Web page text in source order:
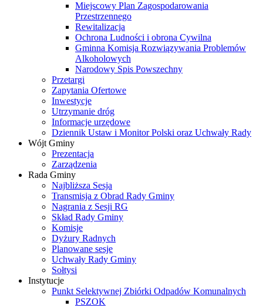
Miejscowy Plan Zagospodarowania
Przestrzennego
Rewitalizacja
Ochrona Ludności i obrona Cywilna
Gminna Komisja Rozwiązywania Problemów
Alkoholowych
Narodowy Spis Powszechny
Przetargi
Zapytania Ofertowe
Inwestycje
Utrzymanie dróg
Informacje urzędowe
Dziennik Ustaw i Monitor Polski oraz Uchwały Rady
Wójt Gminy
Prezentacja
Zarządzenia
Rada Gminy
Najbliższa Sesja
Transmisja z Obrad Rady Gminy
Nagrania z Sesji RG
Skład Rady Gminy
Komisje
Dyżury Radnych
Planowane sesje
Uchwały Rady Gminy
Sołtysi
Instytucje
Punkt Selektywnej Zbiórki Odpadów Komunalnych
PSZOK